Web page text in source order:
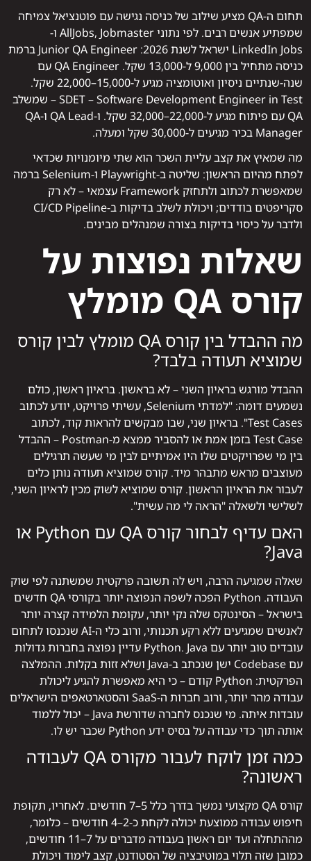
תחום ה-QA מציע שילוב של כניסה נגישה עם פוטנציאל צמיחה
שמפתיע אנשים רבים. לפי נתוני AllJobs, Jobmaster ו-
LinkedIn Jobs ישראל לשנת 2026: Junior QA Engineer ברמת
כניסה מתחיל בין 9,000 ל-13,000 שקל. QA Engineer עם
שנה-שנתיים ניסיון ואוטומציה מגיע ל-15,000–22,000 שקל.
SDET – Software Development Engineer in Test – שמשלב
QA עם פיתוח מגיע ל-22,000–32,000 שקל. ו-QA Lead ו-QA
Manager בכיר מגיעים ל-30,000 שקל ומעלה.
מה שמאיץ את קצב עליית השכר הוא שתי מיומנויות שכדאי
לפתח מהיום הראשון: שליטה ב-Playwright ו-Selenium ברמה
שמאפשרת לכתוב ולתחזק Framework עצמאי – לא רק
סקריפטים בודדים; ויכולת לשלב בדיקות ב-CI/CD Pipeline
ולדבר על כיסוי בדיקות בצורה שמנהלים מבינים.
שאלות נפוצות על
קורס QA מומלץ
מה ההבדל בין קורס QA מומלץ לבין קורס
שמוציא תעודה בלבד?
ההבדל מורגש בראיון השני – לא בראשון. בראיון ראשון, כולם
נשמעים דומה: "למדתי Selenium, עשיתי פרויקט, יודע לכתוב
Test Cases". בראיון שני, שבו מבקשים להראות קוד, לכתוב
Test Case בזמן אמת או להסביר ממצא מ-Postman – ההבדל
בין מי שפרויקטים שלו היו אמיתיים לבין מי שעשה תרגילים
מעוצבים מראש מתבהר מיד. קורס שמוציא תעודה נותן כלים
לעבור את הראיון הראשון. קורס שמוציא לשוק מכין לראיון השני,
לשלישי ולשאלה "הראה לי מה עשית".
האם עדיף לבחור קורס QA עם Python או
Java?
שאלה שמגיעה הרבה, ויש לה תשובה פרקטית שמשתנה לפי שוק
העבודה. Python הפכה לשפה הנפוצה יותר בקורסי QA חדשים
בישראל – הסינטקס שלה נקי יותר, עקומת הלמידה קצרה יותר
לאנשים שמגיעים ללא רקע תכנותי, ורוב כלי ה-AI שנכנסו לתחום
עובדים טוב יותר עם Python. Java עדיין נפוצה בחברות גדולות
עם Codebase ישן שנכתב ב-Java ושלא זזות בקלות. ההמלצה
הפרקטית: Python קודם – כי היא מאפשרת להגיע ליכולת
עבודה מהר יותר, ורוב חברות ה-SaaS והסטארטאפים הישראלים
עובדות איתה. מי שנכנס לחברה שדורשת Java – יכול ללמוד
אותה תוך כדי עבודה על בסיס ידע Python שכבר יש לו.
כמה זמן לוקח לעבור מקורס QA לעבודה
ראשונה?
קורס QA מקצועי נמשך בדרך כלל 5–7 חודשים. לאחריו, תקופת
חיפוש עבודה ממוצעת יכולה לקחת כ-2–4 חודשים – כלומר,
מההתחלה ועד יום ראשון בעבודה מדברים על 7–11 חודשים,
כמובן שזה תלוי במוטיבציה של הסטודנט, קצב לימוד ויכולת